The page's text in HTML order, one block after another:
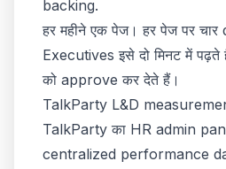
backing.
हर महीने एक पेज। हर पेज पर
Executives इसे दो मिनट में
को approve कर देते हैं।
TalkParty L&D
TalkParty का HR admin
centralized performance